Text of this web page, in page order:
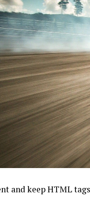
and keep HTML tags